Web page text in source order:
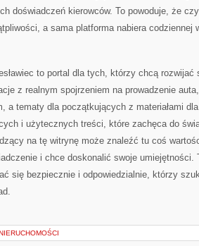
doświadczeń kierowców. To powoduje, że
a sama platforma nabiera codziennej
to portal dla tych, którzy chcą
z realnym spojrzeniem na prowadzenie
a tematy dla początkujących z materiałami
i użytecznych treści, które zachęca do
na tę witrynę może znaleźć tu coś
i chce doskonalić swoje umiejętności.
się bezpiecznie i odpowiedzialnie, którzy